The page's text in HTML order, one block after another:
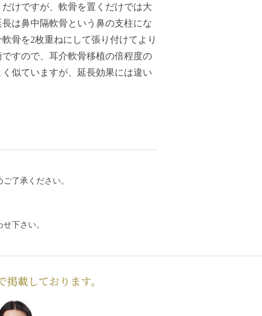
けですが、軟骨を置くだけでは大
は鼻中隔軟骨という鼻の支柱にな
骨を2枚重ねにして張り付けてより
すので、耳介軟骨移植の倍程度の
似ていますが、延長効果には違い
了承ください。
下さい。
載しております。